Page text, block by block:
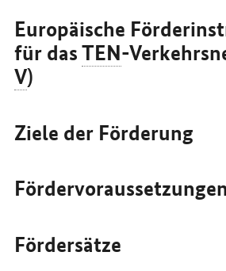
Europäische
für dasTEN-
V)
Ziele der Förderung
Fördervoraussetzungen
Fördersätze